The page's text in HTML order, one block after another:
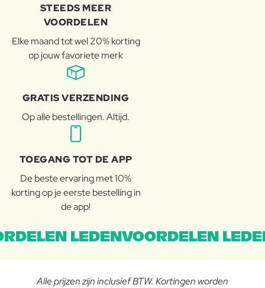
STEEDS MEER
VOORDELEN
Elke maand tot wel 20% korting
op jouw favoriete merk
GRATIS VERZENDING
Op alle bestellingen. Altijd.
TOEGANG TOT DE APP
De beste ervaring met 10%
korting op je eerste bestelling in
de app!
LEDENVOORDELEN
Alle prijzen zijn inclusief BTW. Kortingen worden